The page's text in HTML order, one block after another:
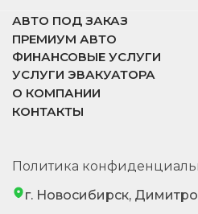
АВТО ПОД ЗАКАЗ
ПРЕМИУМ АВТО
ФИНАНСОВЫЕ УСЛУГИ
УСЛУГИ ЭВАКУАТОРА
О КОМПАНИИ
КОНТАКТЫ
Политика
г. Новосибирск,